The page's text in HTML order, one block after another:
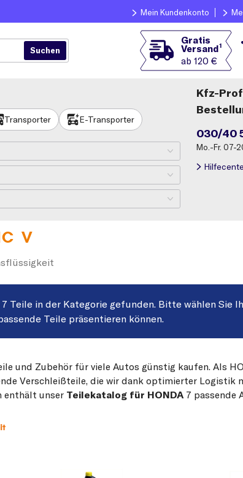
Mein Kundenkonto
Gratis
Versand1
ab 120 €
Transporter E-Transporter
Kfz-
030/40
Mo.-Fr. 07-
V
7 Teile in der Kategorie gefunden. Bitte wählen Sie
Teile präsentieren können.
und Zubehör für viele Autos günstig kaufen. Als
Verschleißteile, die wir dank optimierter Logistik
enthält unser Teilekatalog für HONDA 7 passende